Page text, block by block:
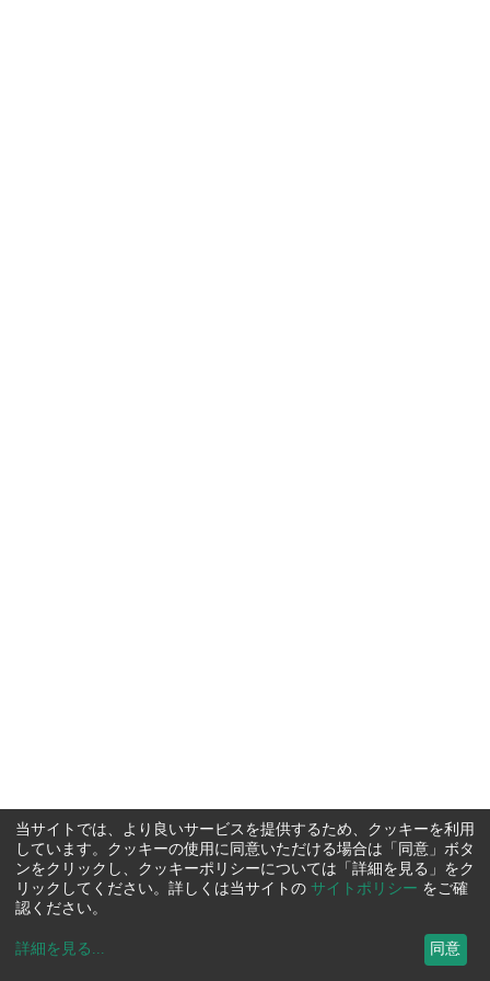
当サイトでは、より良いサービスを提供するため、クッキーを利用
しています。クッキーの使用に同意いただける場合は「同意」ボタ
ンをクリックし、クッキーポリシーについては「詳細を見る」をク
リックしてください。詳しくは当サイトの サイトポリシー をご確
認ください。
詳細を見る ... 同意